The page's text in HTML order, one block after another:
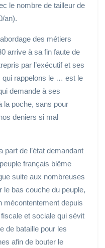
le nombre de tailleur de
an).
des métiers
arrive à sa fin faute de
par l’exécutif et ses
qui rappelons le … est le
demande à ses
la poche, sans pour
deniers si mal
part de l’état demandant
français blême
suite aux nombreuses
bas couche du peuple,
mécontentement depuis
et sociale qui sévit
de bataille pour les
afin de bouter le